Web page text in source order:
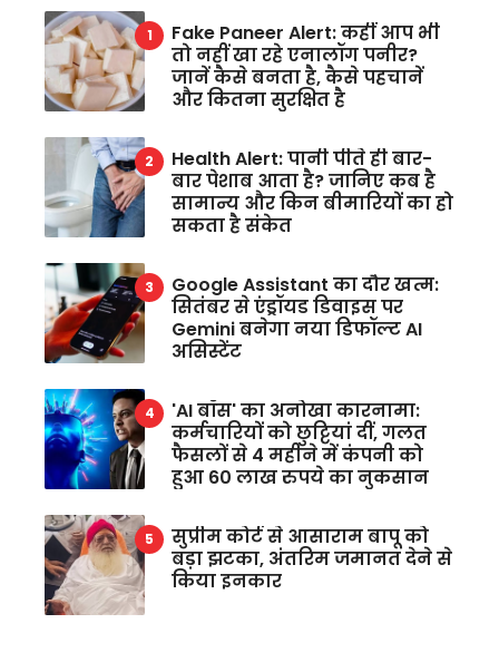
Fake Paneer Alert: कहीं आप भी
तो नहीं खा रहे एनालॉग पनीर?
जानें कैसे बनता है, कैसे पहचानें
और कितना सुरक्षित है
Health Alert: पानी पीते ही बार-
बार पेशाब आता है? जानिए कब है
सामान्य और किन बीमारियों का हो
सकता है संकेत
Google Assistant का दौर खत्म:
सितंबर से एंड्रॉयड डिवाइस पर
Gemini बनेगा नया डिफॉल्ट AI
असिस्टेंट
'AI बॉस' का अनोखा कारनामा:
कर्मचारियों को छुट्टियां दीं, गलत
फैसलों से 4 महीने में कंपनी को
हुआ 60 लाख रुपये का नुकसान
सुप्रीम कोर्ट से आसाराम बापू को
बड़ा झटका, अंतरिम जमानत देने से
किया इनकार